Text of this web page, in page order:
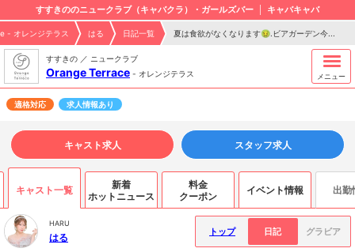
すすきののニュークラブ（キャバクラ）・ガールズバー キャバキャバ
- オレンジテラス はる 日記一覧 夏は食欲がなくなります🤢.ビアガーデン今...
すすきの ／ ニュークラブ
Orange Terrace - オレンジテラス メニュー
適格対応 求人情報あり
キャスト求人 スタッフ求人
キャスト一覧
新着
ホットニュース
料金
クーポン
イベント情報 出勤
HARU
はる トップ 日記 グラビア